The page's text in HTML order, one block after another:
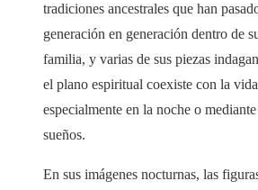
tradiciones ancestrales que han
generación en generación dentro de
familia, y varias de sus piezas
el plano espiritual coexiste con la
especialmente en la noche o
sueños.
En sus imágenes nocturnas, las